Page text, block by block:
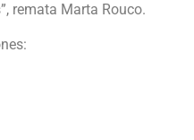
remata Marta Rouco.